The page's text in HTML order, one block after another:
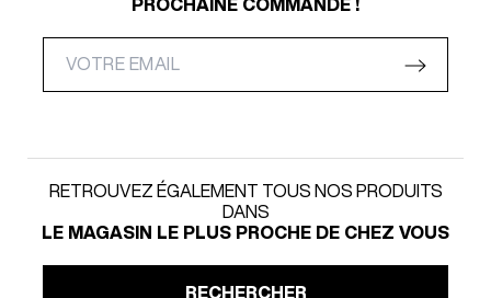
PROCHAINE COMMANDE !
RETROUVEZ ÉGALEMENT TOUS NOS PRODUITS
DANS
LE MAGASIN LE PLUS PROCHE DE CHEZ VOUS
RECHERCHER